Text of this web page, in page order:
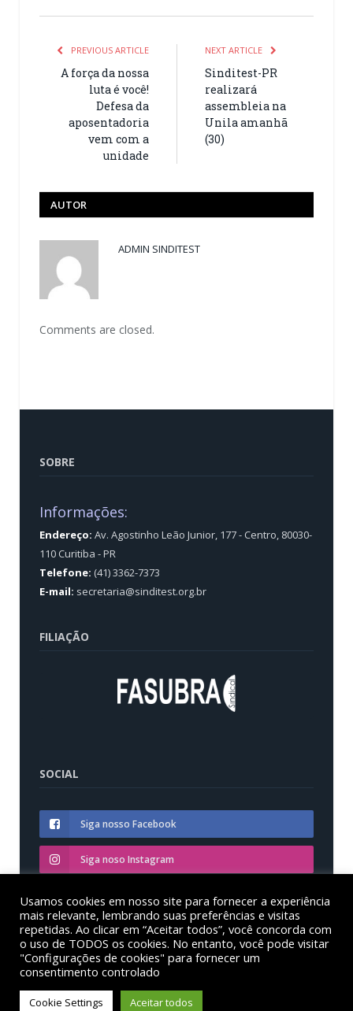
PREVIOUS ARTICLE
A força da nossa
luta é você!
Defesa da
aposentadoria
vem com a
unidade
NEXT ARTICLE
Sinditest-PR
realizará
assembleia na
Unila amanhã
(30)
AUTOR
ADMIN SINDITEST
Comments are closed.
SOBRE
Informações:
Endereço: Av. Agostinho Leão Junior, 177 - Centro, 80030-
110 Curitiba - PR
Telefone: (41) 3362-7373
E-mail: secretaria@sinditest.org.br
FILIAÇÃO
SOCIAL
Siga nosso Facebook
Siga noso Instagram
Siga nosso YouTube
© Sinditest – Sindicato dos trabalhadores em educação
das instituições federais de ensino superior no estado
do Paraná
Usamos cookies em nosso site para fornecer a experiência
mais relevante, lembrando suas preferências e visitas
repetidas. Ao clicar em “Aceitar todos”, você concorda com
o uso de TODOS os cookies. No entanto, você pode visitar
"Configurações de cookies" para fornecer um
consentimento controlado
Cookie Settings Aceitar todos